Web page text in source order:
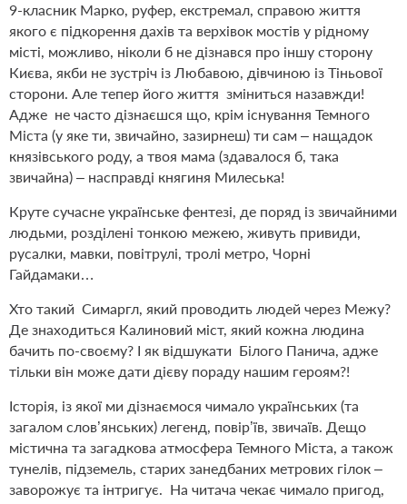
9-класник Марко, руфер, екстремал, справою життя
якого є підкорення дахів та верхівок мостів у рідному
місті, можливо, ніколи б не дізнався про іншу сторону
Києва, якби не зустріч із Любавою, дівчиною із Тіньової
сторони. Але тепер його життя зміниться назавжди!
Адже не часто дізнаєшся що, крім існування Темного
Міста (у яке ти, звичайно, зазирнеш) ти сам – нащадок
князівського роду, а твоя мама (здавалося б, така
звичайна) – насправді княгиня Милеська!
Круте сучасне українське фентезі, де поряд із звичайними
людьми, розділені тонкою межею, живуть привиди,
русалки, мавки, повітрулі, тролі метро, Чорні
Гайдамаки…
Хто такий Симаргл, який проводить людей через Межу?
Де знаходиться Калиновий міст, який кожна людина
бачить по-своєму? І як відшукати Білого Панича, адже
тільки він може дати дієву пораду нашим героям?!
Історія, із якої ми дізнаємося чимало українських (та
загалом слов’янських) легенд, повір’їв, звичаїв. Дещо
містична та загадкова атмосфера Темного Міста, а також
тунелів, підземель, старих занедбаних метрових гілок –
заворожує та інтригує. На читача чекає чимало пригод,